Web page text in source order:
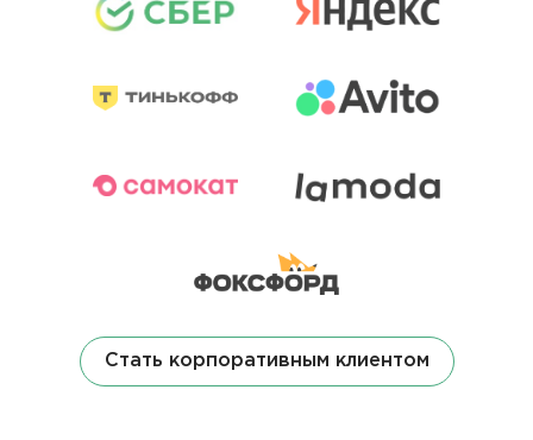
Стать корпоративным клиентом